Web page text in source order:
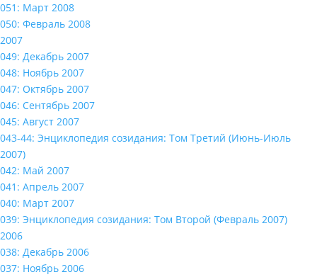
051: Март 2008
050: Февраль 2008
2007
049: Декабрь 2007
048: Ноябрь 2007
047: Октябрь 2007
046: Сентябрь 2007
045: Август 2007
043-44: Энциклопедия созидания: Том Третий (Июнь-Июль
2007)
042: Май 2007
041: Апрель 2007
040: Март 2007
039: Энциклопедия созидания: Том Второй (Февраль 2007)
2006
038: Декабрь 2006
037: Ноябрь 2006